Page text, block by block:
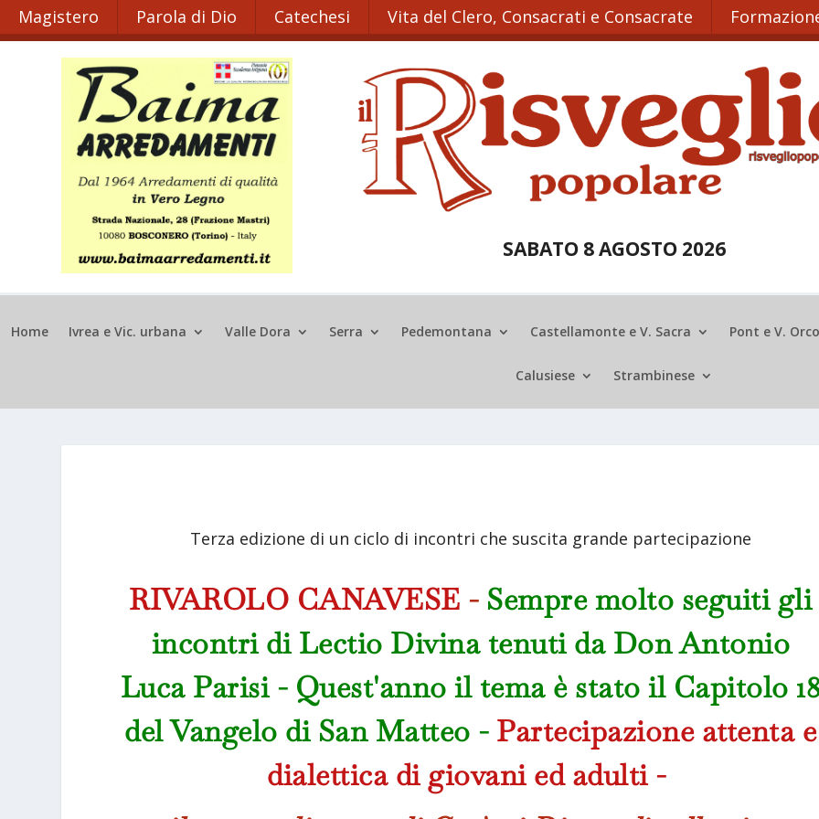
Magistero Parola di Dio Catechesi Vita del Clero, Consacrati e Consacrate
SABATO 8 AGOSTO 2026
Home Ivrea e Vic. urbana Valle Dora Serra Pedemontana Castellamonte e V. Sacra Pont e V.
Calusiese Strambinese
Terza edizione di un ciclo di incontri che suscita grande partecipazione
RIVAROLO CANAVESE - Sempre molto seguiti gli
incontri di Lectio Divina tenuti da Don Antonio
Luca Parisi - Quest'anno il tema è stato il Capitolo
del Vangelo di San Matteo - Partecipazione attenta e
dialettica di giovani ed adulti -